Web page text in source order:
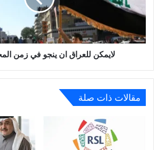
لايمكن للعراق ان ينجو في زمن
مقالات ذات صلة